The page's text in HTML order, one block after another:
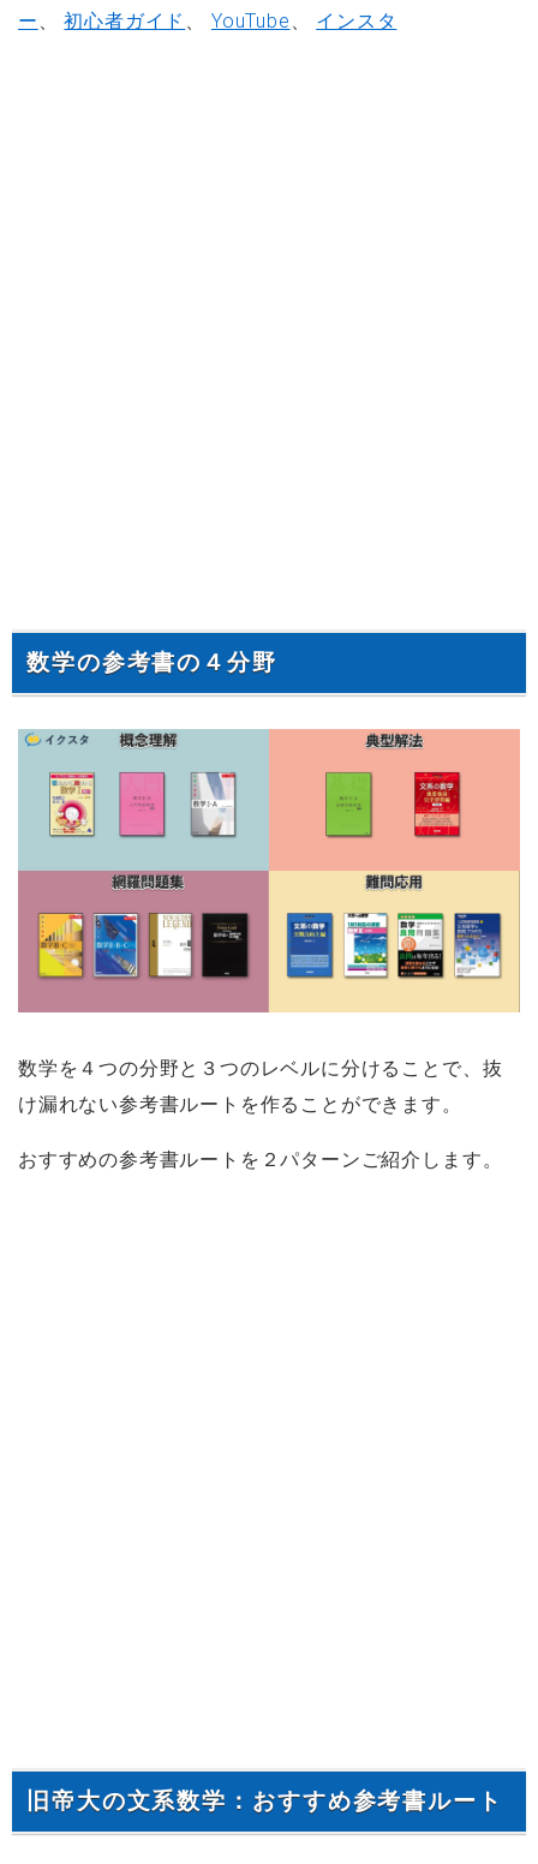
ー 、初心者ガイド 、 YouTube 、 インスタ
数学の参考書の４分野
数学を４つの分野と３つのレベルに分けることで、抜
け漏れない参考書ルートを作ることができます。
おすすめの参考書ルートを２パターンご紹介します。
旧帝大の文系数学：おすすめ参考書ルート